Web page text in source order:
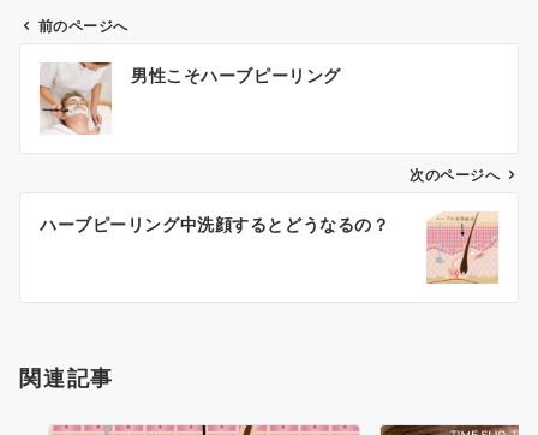
投
稿
ナ
ゲ
シ
ン
前のページへ
男性こそハーブピーリング
次のページへ
ハーブピーリング中洗顔するとどうなるの？
関連記事